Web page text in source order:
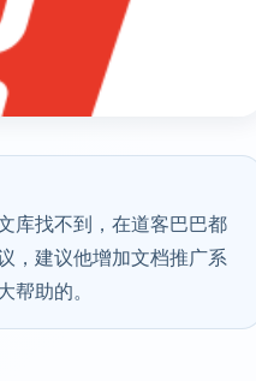
库找不到，在道客巴巴都
，建议他增加文档推广系
助的。